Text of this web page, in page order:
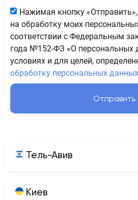
Нажимая кнопку
на обработку моих
соответствии с Федеральным
года №152-ФЗ «О персональных
условиях и для целей,
обработку персональных данных
Отправить
Тель-Авив
Киев